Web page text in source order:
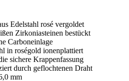
Edelstahl rosé vergoldet
Zirkoniasteinen bestückt
Carboneinlage
in roségold ionenplattiert
sichere Krappenfassung
durch geflochtenen Draht
mm